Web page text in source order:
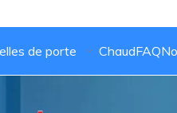
de porte ChaudFAQ